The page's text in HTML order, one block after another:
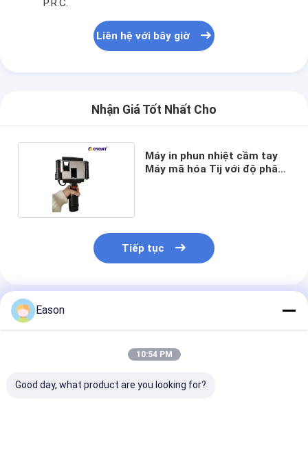
Liên hệ với bây giờ
Nhận Giá Tốt Nhất Cho
Máy in phun nhiệt cầm tay
Máy mã hóa Tij với độ phân
Tiếp tục
Sản Phẩm Khuyến Cáo
Eason
10:54 PM
Good day, what product are you looking for?